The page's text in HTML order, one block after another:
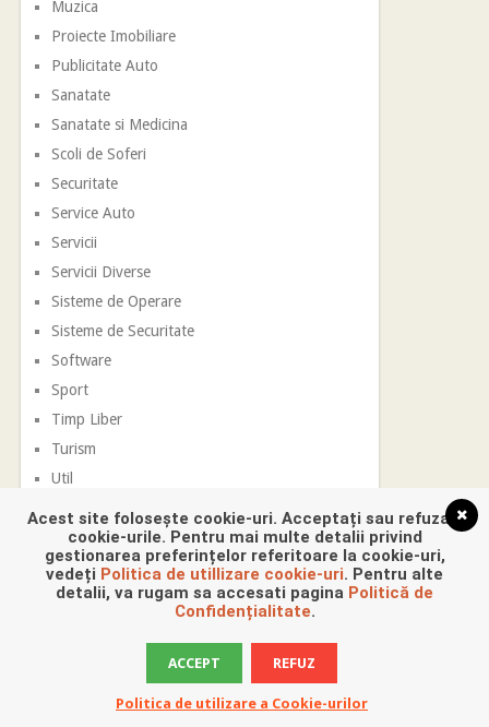
Muzica
Proiecte Imobiliare
Publicitate Auto
Sanatate
Sanatate si Medicina
Scoli de Soferi
Securitate
Service Auto
Servicii
Servicii Diverse
Sisteme de Operare
Sisteme de Securitate
Software
Sport
Timp Liber
Turism
Util
Promovare Digitala Copyright © 2026.
Acest site folosește cookie-uri. Acceptați sau refuzați
cookie-urile. Pentru mai multe detalii privind
gestionarea preferințelor referitoare la cookie-uri,
vedeți Politica de utillizare cookie-uri. Pentru alte
detalii, va rugam sa accesati pagina Politică de
Confidențialitate.
ACCEPT REFUZ
Politica de utilizare a Cookie-urilor